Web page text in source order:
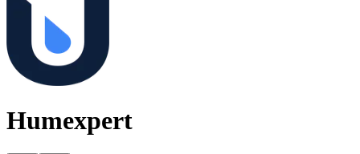
Humexpert